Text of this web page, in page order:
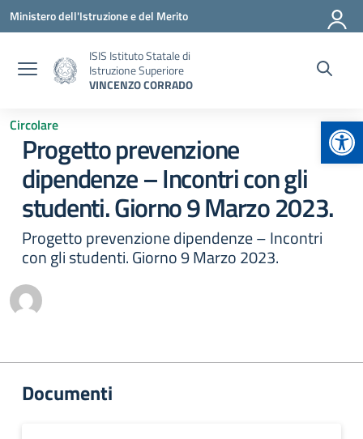
Vai ai contenuti
Vai al menu di navigazione
Vai al footer
Ministero dell'Istruzione e del Merito
ISIS Istituto Statale di
Istruzione Superiore
VINCENZO CORRADO
Circolare
Progetto prevenzione
dipendenze – Incontri con gli
studenti. Giorno 9 Marzo 2023.
Progetto prevenzione dipendenze – Incontri
con gli studenti. Giorno 9 Marzo 2023.
Documenti